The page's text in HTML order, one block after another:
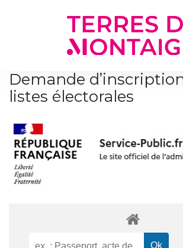
Demande
listes électorales